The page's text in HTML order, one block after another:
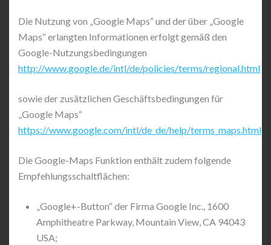
Die Nutzung von „Google Maps“ und der über „Google
Maps“ erlangten Informationen erfolgt gemäß den
Google-Nutzungsbedingungen
http://www.google.de/intl/de/policies/terms/regional.html
sowie der zusätzlichen Geschäftsbedingungen für
„Google Maps“
https://www.google.com/intl/de_de/help/terms_maps.html
Die Google-Maps Funktion enthält zudem folgende
Empfehlungsschaltflächen:
„Google+-Button“ der Firma Google Inc., 1600
Amphitheatre Parkway, Mountain View, CA 94043
USA;